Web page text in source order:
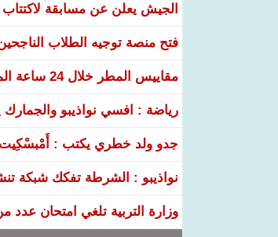
الجيش يعلن عن مسابقة
فتح منصة توجيه الطلاب
مقاييس المطر خلال 24 ساعة الماضية على عشر ولايات
رياضة : افسي نواذيبو والجمارك
جدو ولد خطري يكتب :
نواذيبو : الشرطة تفكك شبكة
وزارة التربية تلغي امتحان عدد